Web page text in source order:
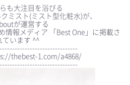
も大注目を浴びる
ミスト(ミスト型化粧水)が、
が運営する
情報メディア 「Best One」に掲載さ
ています ^^
⠀
thebest-1.com/a4868/
⠀